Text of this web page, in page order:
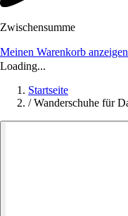
Zwischensumme
Meinen Warenkorb anzeigen
Loading...
Startseite
/ Wanderschuhe für